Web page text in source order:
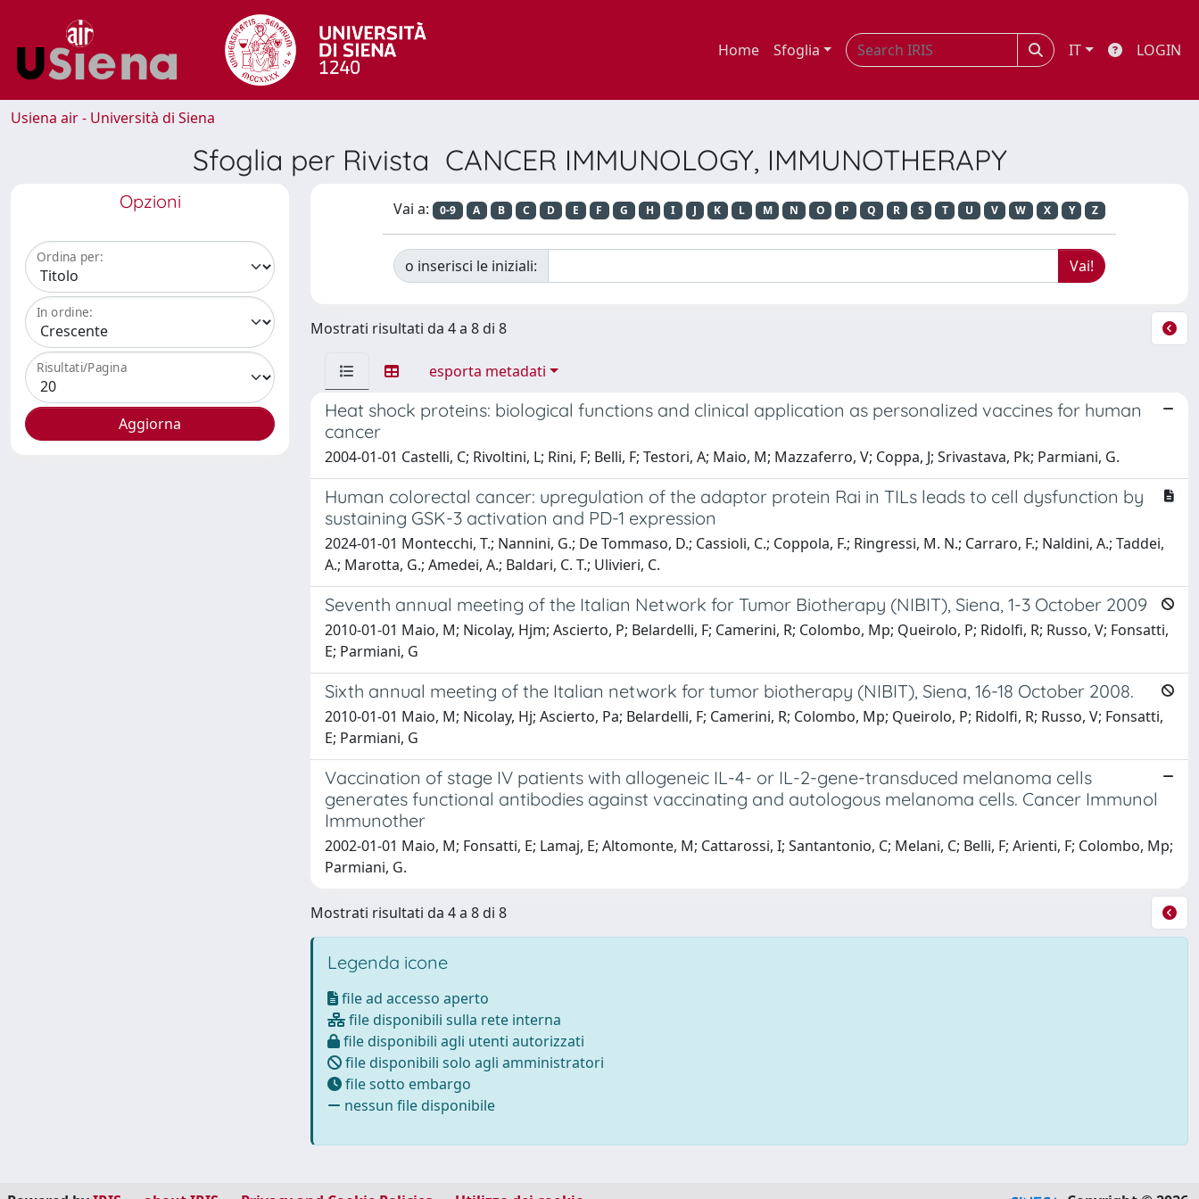
Home Sfoglia IT LOGIN
Usiena air - Università di Siena
Sfoglia per Rivista CANCER IMMUNOLOGY, IMMUNOTHERAPY
Opzioni
Ordina per:
In ordine:
Risultati/Pagina
Vai a: 0-9 A B C D E F G H I J K L M N O P Q R S T U V W X Y Z
o inserisci le iniziali:
Mostrati risultati da 4 a 8 di 8
esporta metadati
Heat shock proteins: biological functions and clinical application as personalized vaccines for human
cancer
2004-01-01 Castelli, C; Rivoltini, L; Rini, F; Belli, F; Testori, A; Maio, M; Mazzaferro, V; Coppa, J; Srivastava, Pk; Parmiani, G.
Human colorectal cancer: upregulation of the adaptor protein Rai in TILs leads to cell dysfunction by
sustaining GSK-3 activation and PD-1 expression
2024-01-01 Montecchi, T.; Nannini, G.; De Tommaso, D.; Cassioli, C.; Coppola, F.; Ringressi, M. N.; Carraro, F.; Naldini, A.; Taddei,
A.; Marotta, G.; Amedei, A.; Baldari, C. T.; Ulivieri, C.
Seventh annual meeting of the Italian Network for Tumor Biotherapy (NIBIT), Siena, 1-3 October 2009
2010-01-01 Maio, M; Nicolay, Hjm; Ascierto, P; Belardelli, F; Camerini, R; Colombo, Mp; Queirolo, P; Ridolfi, R; Russo, V; Fonsatti,
E; Parmiani, G
Sixth annual meeting of the Italian network for tumor biotherapy (NIBIT), Siena, 16-18 October 2008.
2010-01-01 Maio, M; Nicolay, Hj; Ascierto, Pa; Belardelli, F; Camerini, R; Colombo, Mp; Queirolo, P; Ridolfi, R; Russo, V; Fonsatti,
E; Parmiani, G
Vaccination of stage IV patients with allogeneic IL-4- or IL-2-gene-transduced melanoma cells
generates functional antibodies against vaccinating and autologous melanoma cells. Cancer Immunol
Immunother
2002-01-01 Maio, M; Fonsatti, E; Lamaj, E; Altomonte, M; Cattarossi, I; Santantonio, C; Melani, C; Belli, F; Arienti, F; Colombo, Mp;
Parmiani, G.
Mostrati risultati da 4 a 8 di 8
Legenda icone
file ad accesso aperto
file disponibili sulla rete interna
file disponibili agli utenti autorizzati
file disponibili solo agli amministratori
file sotto embargo
nessun file disponibile